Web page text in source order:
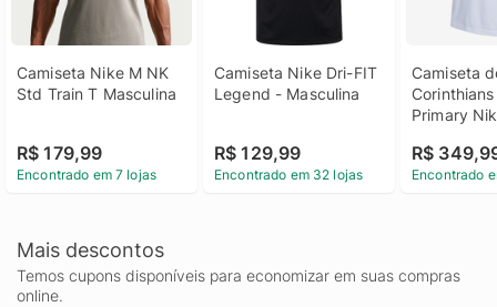
Camiseta Nike M NK
Std Train T Masculina
R$ 179,99
Encontrado em 7 lojas
Camiseta Nike Dri-FIT
Legend - Masculina
R$ 129,99
Encontrado em 32 lojas
Camiseta
Primary
R$
Encontrado
Mais descontos
Temos cupons disponíveis para economizar em suas compras
online.